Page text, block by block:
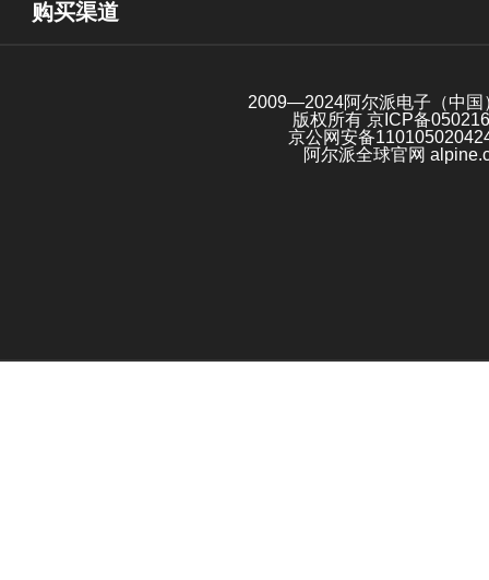
购买渠道
2009—2024阿尔派电子（中国
版权所有 京ICP备
京公网安备
阿尔派全球官网